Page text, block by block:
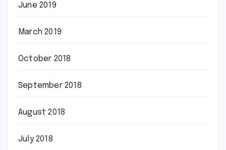
June 2019
March 2019
October 2018
September 2018
August 2018
July 2018